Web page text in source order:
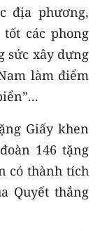
địa phương,
các phong
sức xây dựng
làm điểm
Giấy khen
146 tặng
có thành tích
Quyết thắng